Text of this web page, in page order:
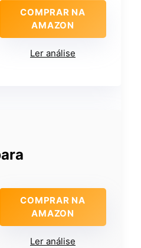
COMPRAR NA
AMAZON
Ler análise
COMPRAR NA
AMAZON
Ler análise